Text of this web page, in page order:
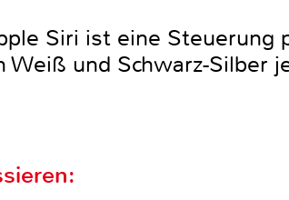
Siri ist eine Steuerung
Weiß und Schwarz-Silber